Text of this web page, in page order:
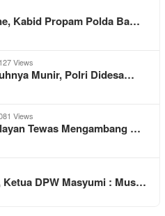
Kabid Propam Polda Ba…
Views
Munir, Polri Didesa…
Views
Tewas Mengambang …
Ketua DPW Masyumi : Mus…